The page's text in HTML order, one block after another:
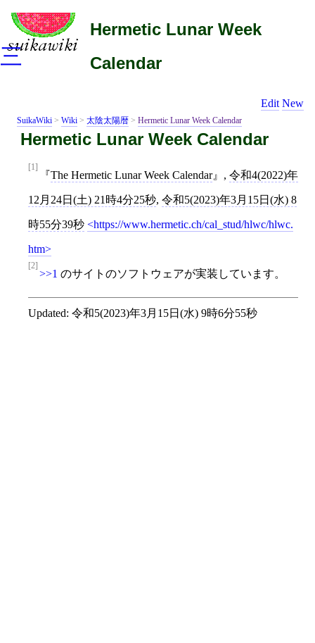
Hermetic Lunar Week
Calendar
Edit New
SuikaWiki > Wiki > 太陰太陽暦 > Hermetic Lunar Week Calendar
Hermetic Lunar Week Calendar
[1]
The Hermetic Lunar Week Calendar , 令和4(2022)年
12月24日(土) 21時4分25秒, 令和5(2023)年3月15日(水) 8
時55分39秒 https://www.hermetic.ch/cal_stud/hlwc/hlwc.
htm
[2]
>>1 のサイトのソフトウェアが実装しています。
Updated: 令和5(2023)年3月15日(水) 9時6分55秒
三